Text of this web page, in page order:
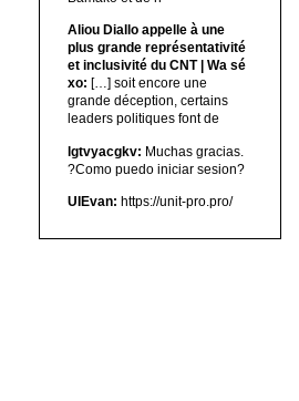
Aliou Diallo appelle à une
plus grande représentativité
et inclusivité du CNT | Wa sé
xo: […] soit encore une
grande déception, certains
leaders politiques font de
lgtvyacgkv: Muchas gracias.
?Como puedo iniciar sesion?
UIEvan: https://unit-pro.pro/